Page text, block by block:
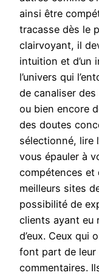
ainsi être
tracasse dès le
clairvoyant, il
intuition et d’un
l’univers qui
de canaliser
ou bien encore
des doutes
sélectionné, lire
vous épauler à
compétences et
meilleurs sites
possibilité de
clients ayant eu
d’eux. Ceux qui
font part de leur
commentaires.